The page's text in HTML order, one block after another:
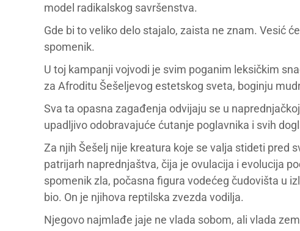
model radikalskog savršenstva.
Gde bi to veliko delo stajalo, zaista ne znam. Vesić
spomenik.
U toj kampanji vojvodi je svim poganim leksičkim
za Afroditu Šešeljevog estetskog sveta, boginju
Sva ta opasna zagađenja odvijaju se u
upadljivo odobravajuće ćutanje poglavnika i svih
Za njih Šešelj nije kreatura koje se valja stideti pred
patrijarh naprednjaštva, čija je ovulacija i evolucija
spomenik zla, počasna figura vodećeg čudovišta u
bio. On je njihova reptilska zvezda vodilja.
Njegovo najmlađe jaje ne vlada sobom, ali vlada